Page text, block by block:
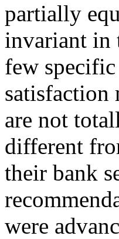
partially
invariant in
few
satisfaction
are not
different
their bank
were